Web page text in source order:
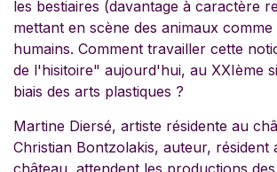
les bestiaires (davantage à caractère
mettant en scène des animaux comme
humains. Comment travailler cette
de l'hisitoire" aujourd'hui, au XXIème
biais des arts plastiques ?
Martine Diersé, artiste résidente au
Christian Bontzolakis, auteur, résident
château, attendent les productions